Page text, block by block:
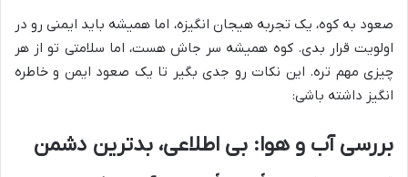
صعود به کوه، یک تجربه هیجان انگیزه، اما همیشه باید ایمنی رو در
اولویت قرار بدی. کوه همیشه سر جاش هست، اما سلامتی تو از هر
چیزی مهم تره. این نکات رو جدی بگیر تا یک صعود ایمن و خاطره
انگیز داشته باشی:
بررسی آب و هوا: بی اطلاعی، بدترین دشمن